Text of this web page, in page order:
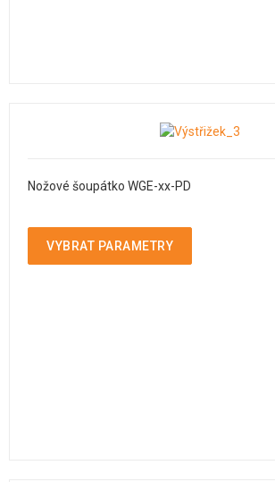
Nožové šoupátko WGE-xx-PD
VYBRAT PARAMETRY